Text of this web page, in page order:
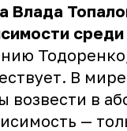
Влада
В
возвести в
—